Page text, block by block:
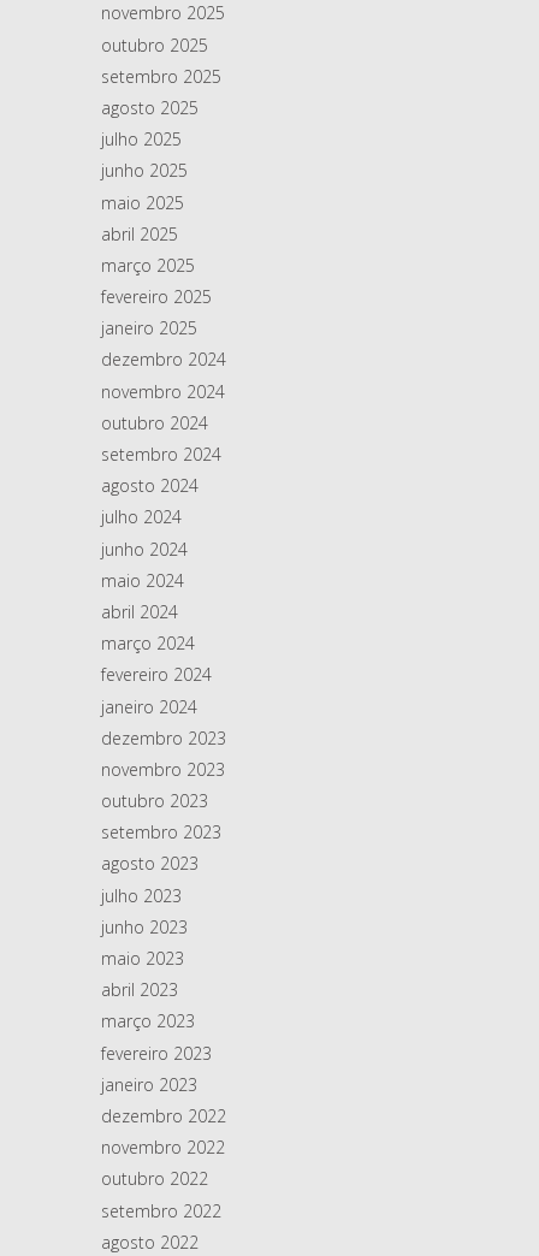
novembro 2025
outubro 2025
setembro 2025
agosto 2025
julho 2025
junho 2025
maio 2025
abril 2025
março 2025
fevereiro 2025
janeiro 2025
dezembro 2024
novembro 2024
outubro 2024
setembro 2024
agosto 2024
julho 2024
junho 2024
maio 2024
abril 2024
março 2024
fevereiro 2024
janeiro 2024
dezembro 2023
novembro 2023
outubro 2023
setembro 2023
agosto 2023
julho 2023
junho 2023
maio 2023
abril 2023
março 2023
fevereiro 2023
janeiro 2023
dezembro 2022
novembro 2022
outubro 2022
setembro 2022
agosto 2022